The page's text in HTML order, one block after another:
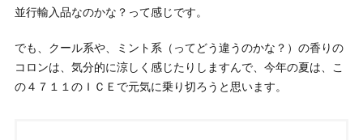
並行輸入品なのかな？って感じです。
でも、クール系や、ミント系（ってどう違うのかな？）の香りの
コロンは、気分的に涼しく感じたりしますんで、今年の夏は、こ
の４７１１のＩＣＥで元気に乗り切ろうと思います。